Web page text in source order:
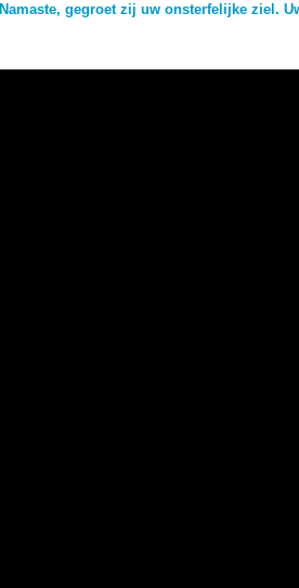
Namaste, gegroet zij uw onsterfelijke ziel.